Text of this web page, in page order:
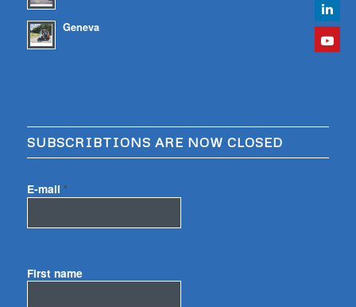
Geneva
SUBSCRIBTIONS ARE NOW CLOSED
E-mail *
First name